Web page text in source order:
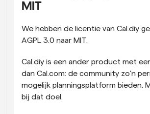
MIT
We hebben de licentie van Cal.diy
AGPL 3.0 naar MIT.
Cal.diy is een ander product met
dan Cal.com: de community zo'n
mogelijk planningsplatform bieden.
bij dat doel.